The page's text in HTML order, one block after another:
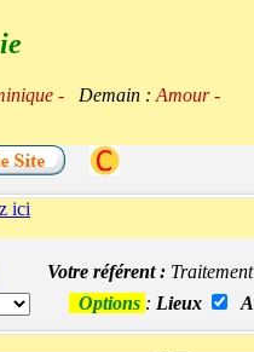
- Demain : Amour -
ici
Votre référent :
Options : Lieux